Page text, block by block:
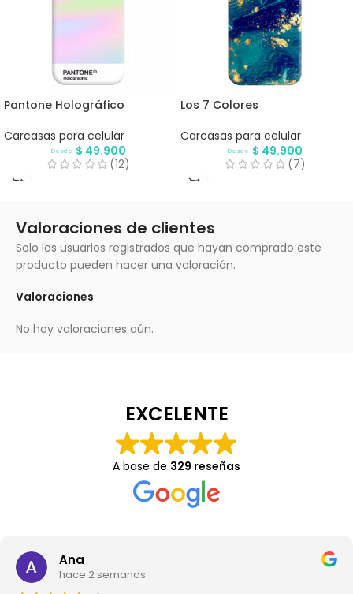
Pantone Holográfico
Carcasas para celular
Desde $ 49.900
(12)
Los 7 Colores
Carcasas para celular
Desde $ 49.900
(7)
Valoraciones de clientes
Valoraciones
No hay valoraciones aún.
Solo los usuarios registrados que hayan comprado este
producto pueden hacer una valoración.
EXCELENTE
A base de 329 reseñas
Ana
hace 2 semanas